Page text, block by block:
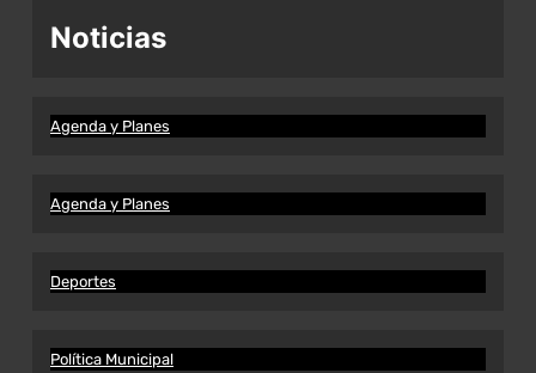
Noticias
Agenda y Planes
Agenda y Planes
Deportes
Política Municipal